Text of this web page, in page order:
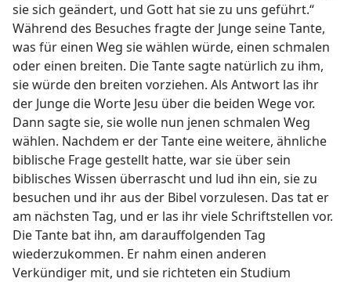
sie sich geändert, und Gott hat sie zu uns geführt.“
Während des Besuches fragte der Junge seine Tante,
was für einen Weg sie wählen würde, einen schmalen
oder einen breiten. Die Tante sagte natürlich zu ihm,
sie würde den breiten vorziehen. Als Antwort las ihr
der Junge die Worte Jesu über die beiden Wege vor.
Dann sagte sie, sie wolle nun jenen schmalen Weg
wählen. Nachdem er der Tante eine weitere, ähnliche
biblische Frage gestellt hatte, war sie über sein
biblisches Wissen überrascht und lud ihn ein, sie zu
besuchen und ihr aus der Bibel vorzulesen. Das tat er
am nächsten Tag, und er las ihr viele Schriftstellen vor.
Die Tante bat ihn, am darauffolgenden Tag
wiederzukommen. Er nahm einen anderen
Verkündiger mit, und sie richteten ein Studium